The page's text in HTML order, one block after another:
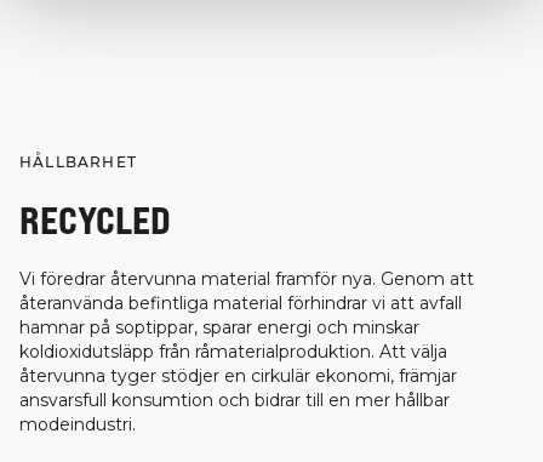
HÅLLBARHET
RECYCLED
Vi föredrar återvunna material framför nya. Genom att
återanvända befintliga material förhindrar vi att avfall
hamnar på soptippar, sparar energi och minskar
koldioxidutsläpp från råmaterialproduktion. Att välja
återvunna tyger stödjer en cirkulär ekonomi, främjar
ansvarsfull konsumtion och bidrar till en mer hållbar
modeindustri.